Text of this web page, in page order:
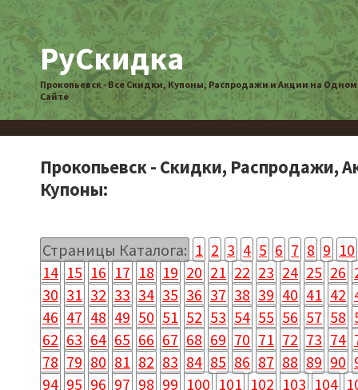
РуСкидка
Прокопьевск - Все Скидки, Купоны, Распродажи и Акции на Одном
Сайте
Прокопьевск - Скидки, Распродажи,
Купоны:
Страницы Каталога: 1 2 3 4 5 6 7 8 9 10
14 15 16 17 18 19 20 21 22 23 24 25 26
30 31 32 33 34 35 36 37 38 39 40 41 42
46 47 48 49 50 51 52 53 54 55 56 57 58
62 63 64 65 66 67 68 69 70 71 72 73 74
78 79 80 81 82 83 84 85 86 87 88 89 90
94 95 96 97 98 99 100 101 102 103 104